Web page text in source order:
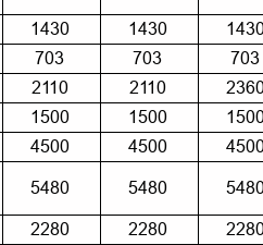
1430 1430
703 703
703
2110 2110
1500 1500
4500 4500
5480 5480
2280 2280